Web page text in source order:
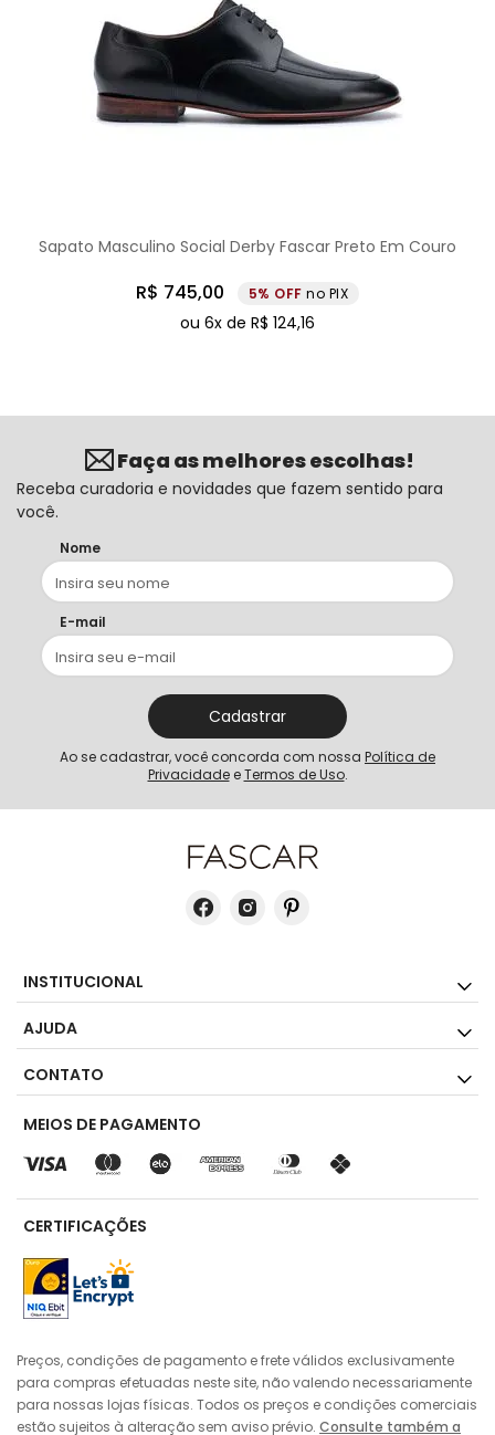
Sapato Masculino Social Derby Fascar Preto Em Couro
R$ 745,00 5% no PIX
ou 6x de R$ 124,16
Faça as melhores escolhas!
Receba curadoria e novidades que fazem sentido para
você.
Nome
E-mail
Cadastrar
Ao se cadastrar, você concorda com nossa Política de
Privacidadee Termos de Uso.
INSTITUCIONAL
AJUDA
CONTATO
MEIOS DE PAGAMENTO
CERTIFICAÇÕES
Preços, condições de pagamento e frete válidos exclusivamente
para compras efetuadas neste site, não valendo necessariamente
para nossas lojas físicas. Todos os preços e condições comerciais
estão sujeitos à alteração sem aviso prévio. Consulte também a